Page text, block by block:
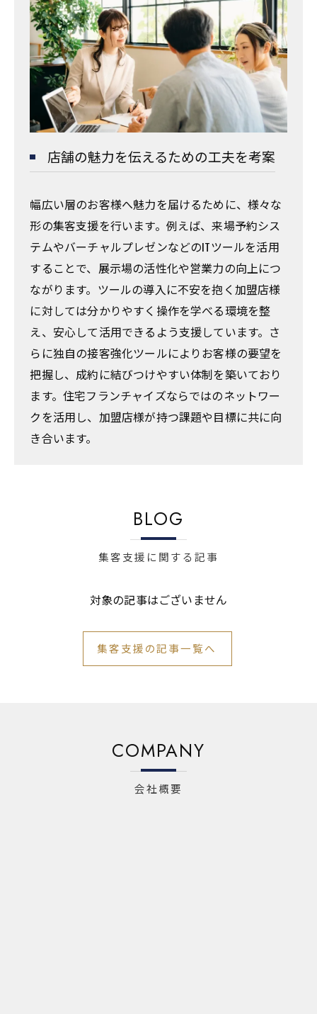
店舗の魅力を伝えるための工夫を考案
幅広い層のお客様へ魅力を届けるために、様々な
形の集客支援を行います。例えば、来場予約シス
テムやバーチャルプレゼンなどのITツールを活用
することで、展示場の活性化や営業力の向上につ
ながります。ツールの導入に不安を抱く加盟店様
に対しては分かりやすく操作を学べる環境を整
え、安心して活用できるよう支援しています。さ
らに独自の接客強化ツールによりお客様の要望を
把握し、成約に結びつけやすい体制を築いており
ます。住宅フランチャイズならではのネットワー
クを活用し、加盟店様が持つ課題や目標に共に向
き合います。
BLOG
集客支援に関する記事
対象の記事はございません
集客支援の記事一覧へ
COMPANY
会社概要